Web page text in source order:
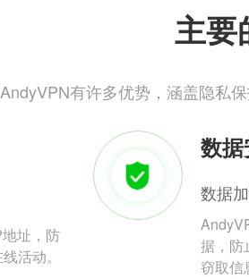
主要
有许多优势，涵盖隐私
址，防
活动。
数
数据
据，防
窃取信